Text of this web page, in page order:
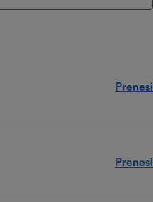
Prenesi
Prenesi